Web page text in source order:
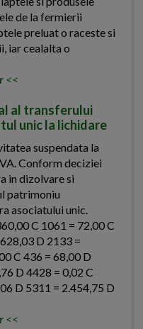
de la fermierii
preluat o raceste si
iar cealalta o
<<
al transferului
unic la lichidare
suspendata la
Conform deciziei
in dizolvare si
patrimoniu
asociatului unic.
C 1061 = 72,00 C
D 2133 =
C 436 = 68,00 D
D 4428 = 0,02 C
D 5311 = 2.454,75 D
<<